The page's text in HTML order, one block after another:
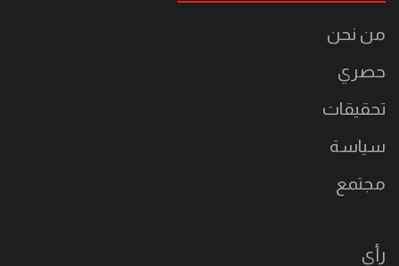
من نحن
حصري
تحقيقات
سياسة
مجتمع
رأي